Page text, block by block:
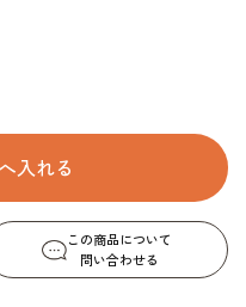
この商品について
問い合わせる